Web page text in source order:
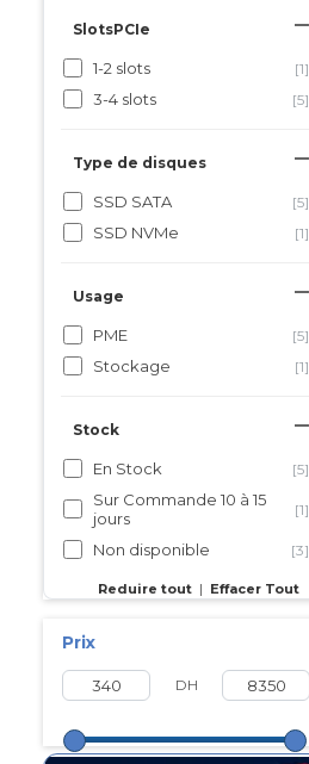
SlotsPCIe
1-2 slots [1]
3-4 slots [5]
Type de disques
SSD SATA [5]
SSD NVMe [1]
Usage
PME [5]
Stockage [1]
Stock
En Stock [5]
Sur Commande 10 à 15
jours
[1]
Non disponible [3]
Reduire tout | Effacer Tout
Prix
DH